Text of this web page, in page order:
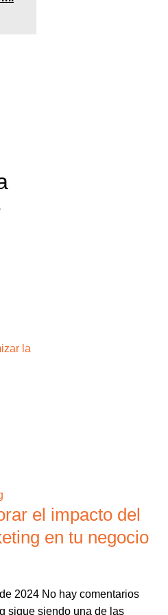
la
el impacto del
en tu negocio
2024 No hay comentarios
sigue siendo una de las